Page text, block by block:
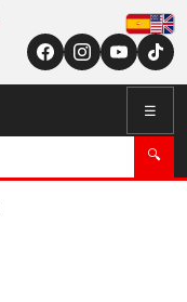
English (US /
☰
🔍